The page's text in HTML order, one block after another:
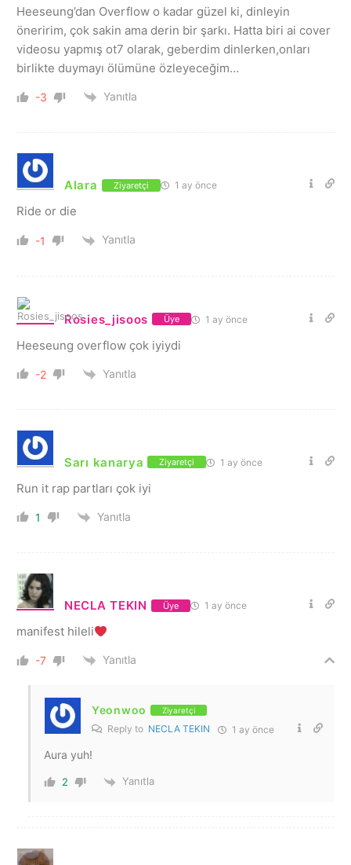
Heeseung’dan Overflow o kadar güzel ki, dinleyin
öneririm, çok sakin ama derin bir şarkı. Hatta biri ai cover
videosu yapmış ot7 olarak, geberdim dinlerken,onları
birlikte duymayı ölümüne özleyeceğim…
-3 Yanıtla
Alara Ziyaretçi 1 ay önce
Ride or die
-1 Yanıtla
Rosies_jisoos Üye 1 ay önce
Heeseung overflow çok iyiydi
-2 Yanıtla
Sarı kanarya Ziyaretçi 1 ay önce
Run it rap partları çok iyi
1 Yanıtla
NECLA TEKIN Üye 1 ay önce
manifest hileli
-7 Yanıtla
Yeonwoo Ziyaretçi
Reply to NECLA TEKIN 1 ay önce
Aura yuh!
2 Yanıtla